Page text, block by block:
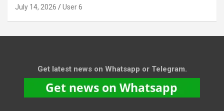
July 14, 2026 User 6
Get latest news on Whatsapp or Telegram.